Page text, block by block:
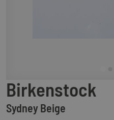
Birkenstock
Sydney Beige